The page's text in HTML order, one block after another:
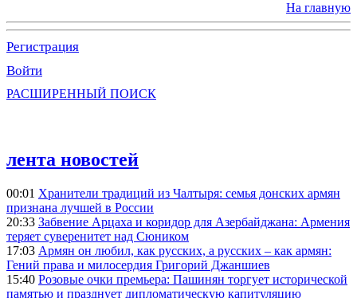
На главную
Регистрация
Войти
РАСШИРЕННЫЙ ПОИСК
лента новостей
00:01 Хранители традиций из Чалтыря: семья донских армян
признана лучшей в России
20:33 Забвение Арцаха и коридор для Азербайджана: Армения
теряет суверенитет над Сюником
17:03 Армян он любил, как русских, а русских – как армян:
Гений права и милосердия Григорий Джаншиев
15:40 Розовые очки премьера: Пашинян торгует исторической
памятью и празднует дипломатическую капитуляцию